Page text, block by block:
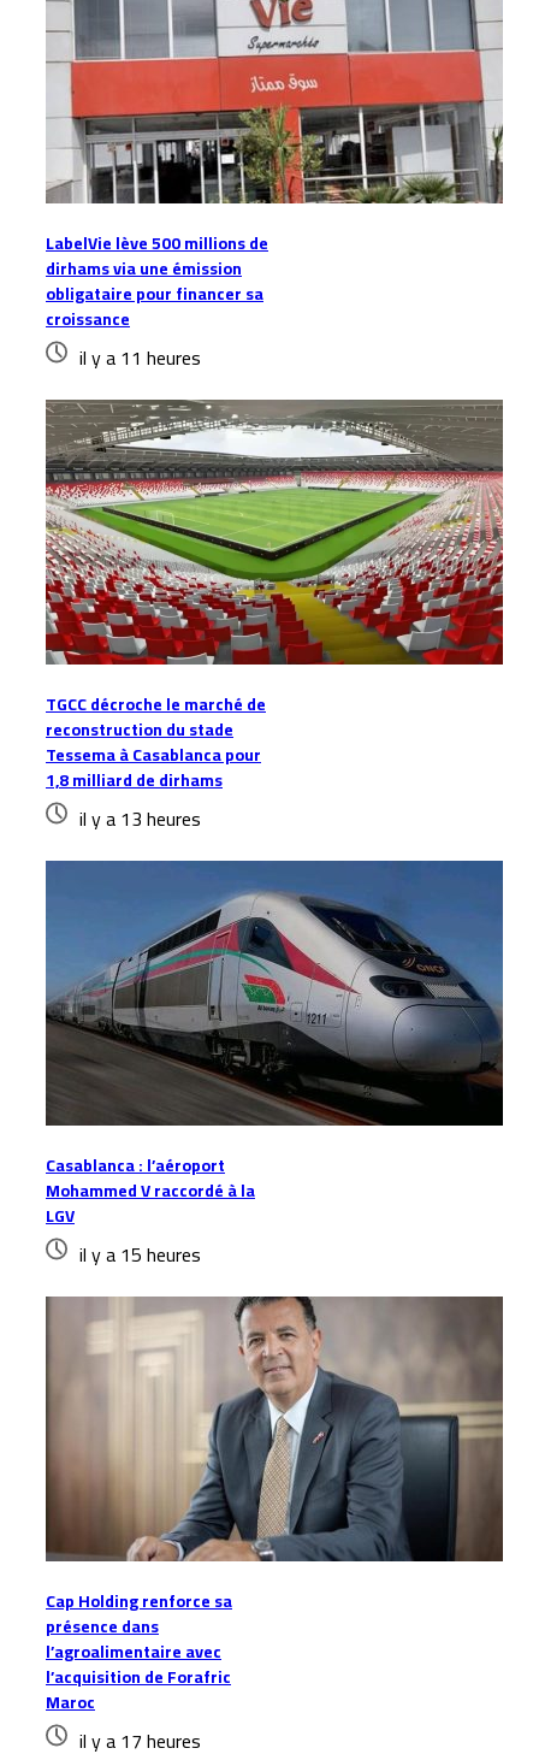
LabelVie lève 500 millions de
dirhams via une émission
obligataire pour financer sa
croissance
il y a 11 heures
TGCC décroche le marché de
reconstruction du stade
Tessema à Casablanca pour
1,8 milliard de dirhams
il y a 13 heures
Casablanca : l’aéroport
Mohammed V raccordé à la
LGV
il y a 15 heures
Cap Holding renforce sa
présence dans
l’agroalimentaire avec
l’acquisition de Forafric
Maroc
il y a 17 heures